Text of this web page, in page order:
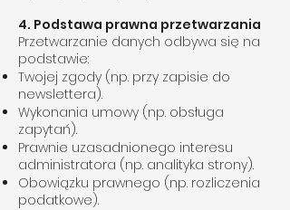
4. Podstawa prawna przetwarzania
Przetwarzanie danych odbywa się na
podstawie:
Twojej zgody (np. przy zapisie do
newslettera).
Wykonania umowy (np. obsługa
zapytań).
Prawnie uzasadnionego interesu
administratora (np. analityka strony).
Obowiązku prawnego (np. rozliczenia
podatkowe).